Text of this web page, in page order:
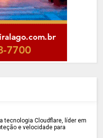
tecnologia Cloudflare, líder em
e velocidade para